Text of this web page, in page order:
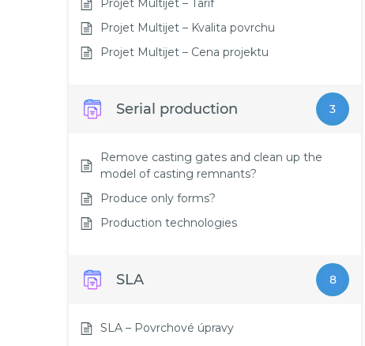
Projet Multijet – Tarif
Projet Multijet – Kvalita povrchu
Projet Multijet – Cena projektu
Serial production 3
Remove casting gates and clean up the
model of casting remnants?
Produce only forms?
Production technologies
SLA 8
SLA – Povrchové úpravy